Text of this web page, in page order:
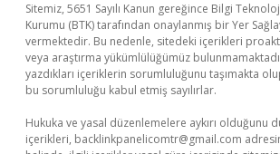
Sitemiz, 5651 Sayılı Kanun gereğince Bilgi
Kurumu (BTK) tarafından onaylanmış bir Yer
vermektedir. Bu nedenle, sitedeki içerikleri
veya araştırma yükümlülüğümüz
yazdıkları içeriklerin sorumluluğunu taşımakta
bu sorumluluğu kabul etmiş sayılırlar.
Hukuka ve yasal düzenlemelere aykırı olduğunu
içerikleri, backlinkpanelicomtr@gmail.com